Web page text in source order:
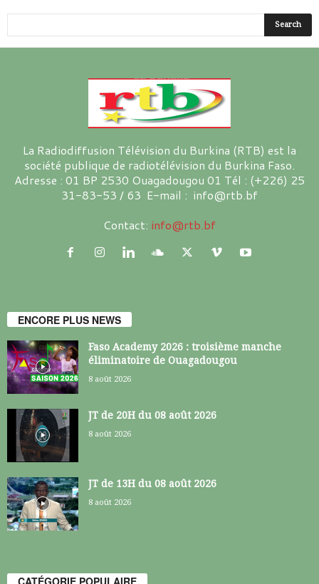
La Radiodiffusion Télévision du Burkina (RTB) est la
société publique de radiotélévision du Burkina Faso.
Adresse : 01 BP 2530 Ouagadougou 01 Tél : (+226) 25
31-83-53 / 63 E-mail : info@rtb.bf
Contact: info@rtb.bf
ENCORE PLUS NEWS
Faso Academy 2026 : troisième manche
éliminatoire de Ouagadougou
8 août 2026
JT de 20H du 08 août 2026
8 août 2026
JT de 13H du 08 août 2026
8 août 2026